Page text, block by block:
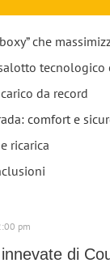
che
tecnologico
da record
comfort e
ricarica
pm
di